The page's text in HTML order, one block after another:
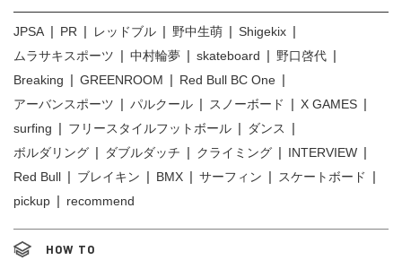
JPSA PR レッドブル 野中生萌
Shigekix
ムラサキスポーツ
中村輪夢 skateboard
野口啓代
Breaking
GREENROOM
Red Bull BC One
アーバンスポーツ
パルクール スノーボード
X GAMES
surfing
フリースタイルフットボール
ダンス
ボルダリング
ダブルダッチ クライミング
INTERVIEW
Red Bull
ブレイキン BMX サーフィン
スケートボード
pickup
recommend
HOW TO